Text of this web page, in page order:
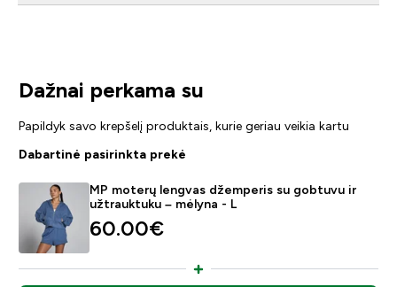
Dažnai perkama su
Papildyk savo krepšelį produktais, kurie geriau veikia kartu
Dabartinė pasirinkta prekė
MP moterų lengvas džemperis su gobtuvu ir
užtrauktuku – mėlyna - L
60.00€‎